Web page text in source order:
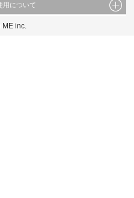
製などの二次利用を行うことは固く禁じて
の利用者が提出された見解・感想です。
いた上でご覧ください。
用について
合わせたコンテンツや広告の表示、ソー
inc.